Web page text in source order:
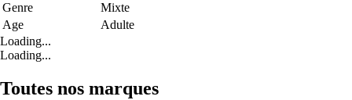
Genre
Mixte
Age
Adulte
Loading...
Loading...
Toutes nos marques